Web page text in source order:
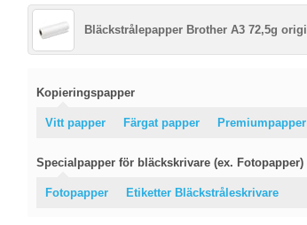
Bläckstrålepapper Brother A3 72,5g origi
Kopieringspapper
Vitt papper Färgat papper Premiumpapper
Specialpapper för bläckskrivare (ex. Fotopapper)
Fotopapper Etiketter Bläckstråleskrivare